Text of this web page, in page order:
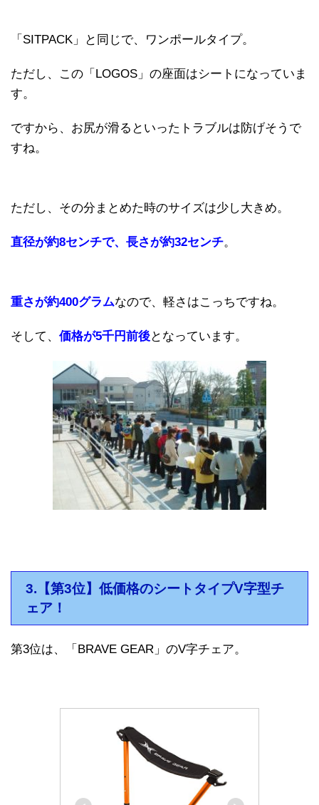
「SITPACK」と同じで、ワンポールタイプ。
ただし、この「LOGOS」の座面はシートになっていま
す。
ですから、お尻が滑るといったトラブルは防げそうで
すね。
ただし、その分まとめた時のサイズは少し大きめ。
直径が約8センチで、長さが約32センチ。
重さが約400グラムなので、軽さはこっちですね。
そして、 価格が5千円前後となっています。
3.【第3位】低価格のシートタイプV字型チ
ェア！
第3位は、「BRAVE GEAR」のV字チェア。